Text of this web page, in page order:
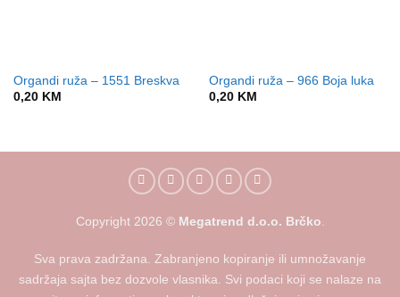
Organdi ruža – 1551 Breskva
0,20 KM
Organdi ruža – 966 Boja luka
0,20 KM
Copyright 2026 © Megatrend d.o.o. Brčko
Sva prava zadržana. Zabranjeno kopiranje ili umnožavanje
sadržaja sajta bez dozvole vlasnika. Svi podaci koji se nalaze na